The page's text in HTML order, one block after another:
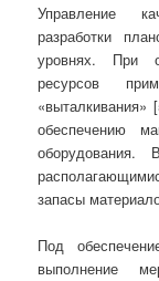
Управление
разработки
уровнях. При
ресурсов
«выталкивания»
обеспечению
запасы
Под
выполнение